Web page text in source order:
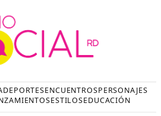
DEPORTESENCUENTROSPERSONAJES
ESTILOSEDUCACIÓN